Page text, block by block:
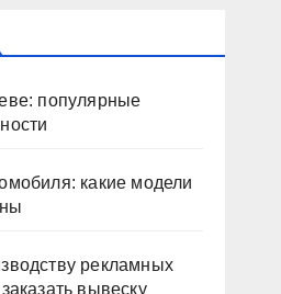
популярные
какие модели
рекламных
вывеску